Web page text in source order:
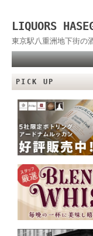
LIQUORS
東京駅八重洲地下街の
PICK UP